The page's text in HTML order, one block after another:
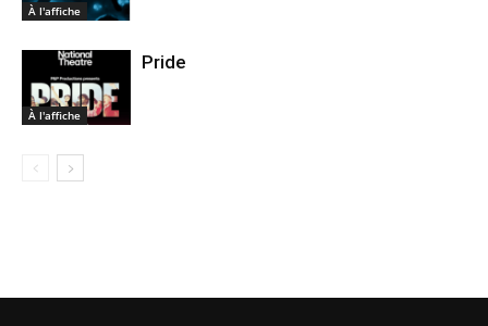
À l'affiche
À l'affiche
Pride